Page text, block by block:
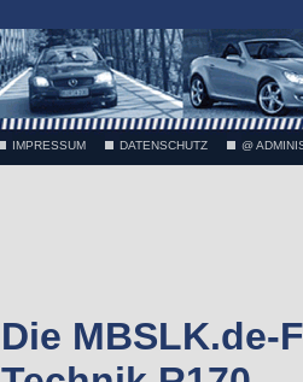
IMPRESSUM DATENSCHUTZ @
Die MBSLK.de-